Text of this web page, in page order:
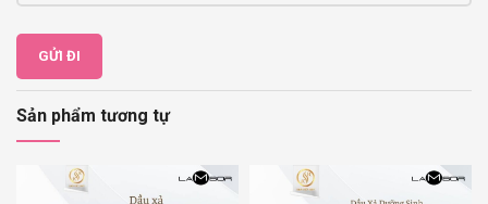
Sản phẩm tương tự